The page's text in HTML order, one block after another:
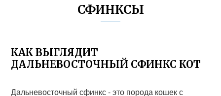
СФИНКСЫ
КАК ВЫГЛЯДИТ
ДАЛЬНЕВОСТОЧНЫЙ СФИНКС КОТ
Дальневосточный сфинкс - это порода кошек с